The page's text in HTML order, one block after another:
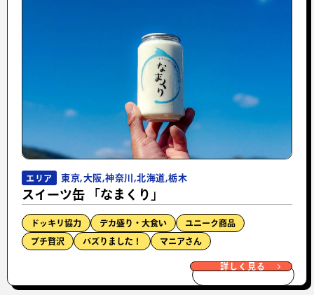
エリア 東京,大阪,神奈川,北海道,栃木
スイーツ缶 「なまくり」
ドッキリ協力 デカ盛り・大食い ユニーク商品
プチ贅沢 バズりました！ マニアさん
詳しく見る